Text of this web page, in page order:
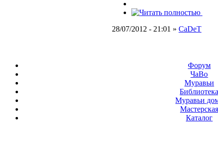
28/07/2012 - 21:01 » CaDeT
Форум
ЧаВо
Муравьи
Муравьи
Мастерская
Каталог